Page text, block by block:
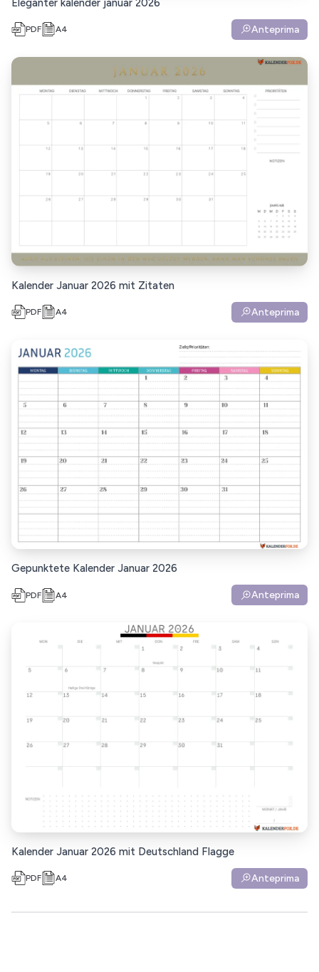
PDF A4 Anteprima
Kalender Januar 2026 mit Zitaten
PDF A4 Anteprima
Gepunktete Kalender Januar 2026
PDF A4 Anteprima
Kalender Januar 2026 mit Deutschland Flagge
PDF A4 Anteprima